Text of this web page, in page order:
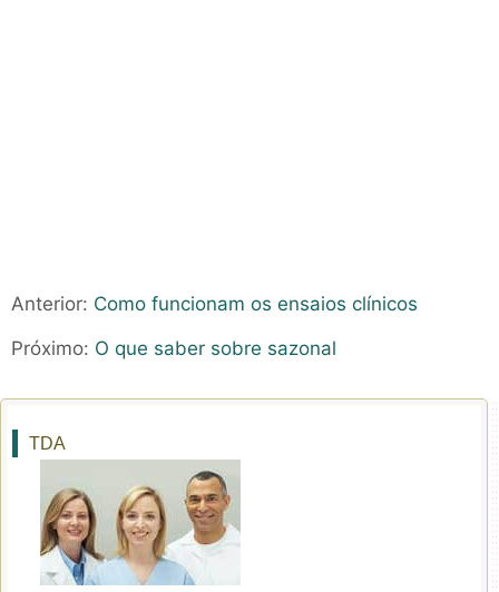
Anterior: Como funcionam os ensaios clínicos
Próximo: O que saber sobre sazonal
TDA